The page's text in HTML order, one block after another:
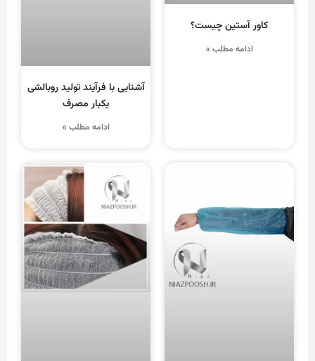
کاور آستین چیست؟
ادامه مطلب »
آشنایی با فرآیند تولید روبالشی
یکبار مصرف
ادامه مطلب »